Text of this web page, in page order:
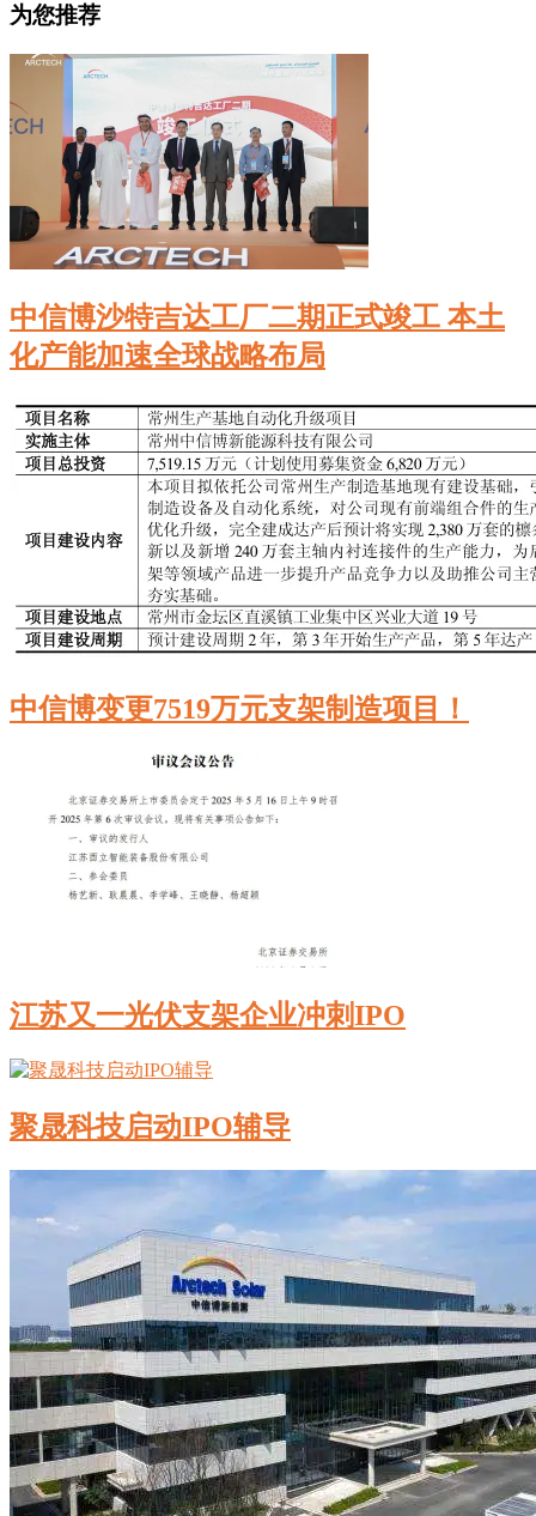
为您推荐
中信博沙特吉达工厂二期正式竣工 本土
化产能加速全球战略布局
中信博变更7519万元支架制造项目！
江苏又一光伏支架企业冲刺IPO
聚晟科技启动IPO辅导